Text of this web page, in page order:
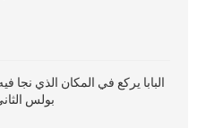
البابا يركع في المكان الذي نجا
بولس